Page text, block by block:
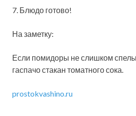
7. Блюдо готово!
На заметку:
Если помидоры не слишком
гаспачо стакан томатного сока.
prostokvashino.ru